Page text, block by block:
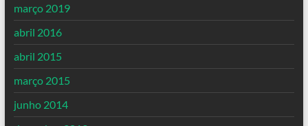
março 2019
abril 2016
abril 2015
março 2015
junho 2014